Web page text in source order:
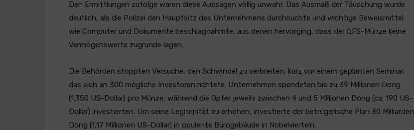
Den Ermittlungen zufolge waren diese Aussagen völlig unwahr. Das Ausmaß der Täuschung wurde
deutlich, als die Polizei den Hauptsitz des Unternehmens durchsuchte und wichtige Beweismittel
wie Computer und Dokumente beschlagnahmte, aus denen hervorging, dass der QFS-Münze keine
Vermögenswerte zugrunde lagen.
Die Behörden stoppten Versuche, den Schwindel zu verbreiten, kurz vor einem geplanten Seminar,
das sich an 300 mögliche Investoren richtete. Unternehmen spendeten bis zu 39 Millionen Dong
(1.350 US-Dollar) pro Münze, während die Opfer jeweils zwischen 4 und 5 Millionen Dong (ca. 190 US-
Dollar) investierten. Um seine Legitimität zu erhöhen, investierte der betrügerische Plan 30 Milliarden
Dong (1,17 Millionen US-Dollar) in opulente Bürogebäude in Nobelvierteln.